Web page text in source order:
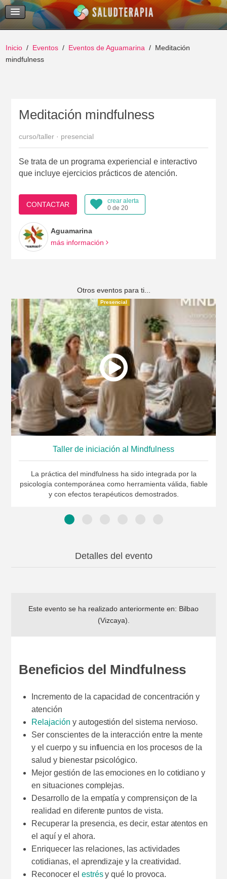
Temas Recientes
Buscar
Inicio Eventos Eventos de Aguamarina
Meditación
mindfulness
Meditación mindfulness
curso/taller · presencial
Se trata de un programa experiencial e interactivo
que incluye ejercicios prácticos de atención.
CONTACTAR
crear alerta
0 de 20
Aguamarina
más información
Otros eventos para ti...
Taller de iniciación al Mindfulness
La práctica del mindfulness ha sido integrada por la
psicología contemporánea como herramienta válida, fiable
y con efectos terapéuticos demostrados.
Presencial
Detalles del evento
Este evento se ha realizado anteriormente en: Bilbao
(Vizcaya)
Beneficios del Mindfulness
Incremento de la capacidad de concentración y
atención
Relajación y autogestión del sistema nervioso.
Ser conscientes de la interacción entre la mente
y el cuerpo y su influencia en los procesos de la
salud y bienestar psicológico.
Mejor gestión de las emociones en lo cotidiano y
en situaciones complejas.
Desarrollo de la empatía y comprensiçon de la
realidad en diferente puntos de vista.
Recuperar la presencia, es decir, estar atentos en
el aquí y el ahora.
Enriquecer las relaciones, las actividades
cotidianas, el aprendizaje y la creatividad.
Reconocer el estrésy qué lo provoca.